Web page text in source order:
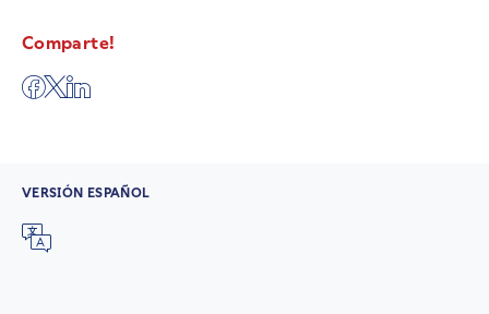
Comparte!
VERSIÓN ESPAÑOL